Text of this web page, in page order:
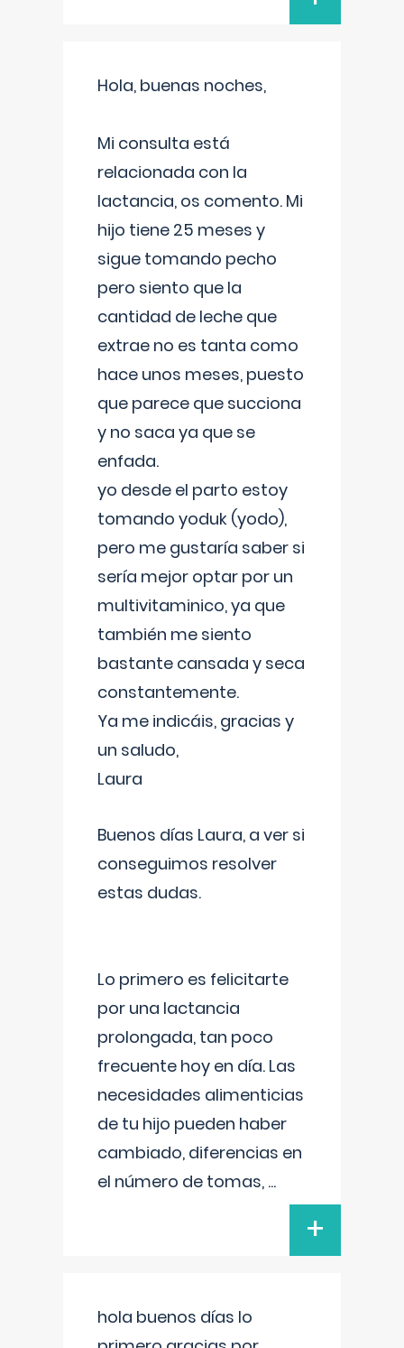
Hola, buenas noches,
Mi consulta está
relacionada con la
lactancia, os comento. Mi
hijo tiene 25 meses y
sigue tomando pecho
pero siento que la
cantidad de leche que
extrae no es tanta como
hace unos meses, puesto
que parece que succiona
y no saca ya que se
enfada.
yo desde el parto estoy
tomando yoduk (yodo),
pero me gustaría saber si
sería mejor optar por un
multivitaminico, ya que
también me siento
bastante cansada y seca
constantemente.
Ya me indicáis, gracias y
un saludo,
Laura
Buenos días Laura, a ver si
conseguimos resolver
estas dudas.
Lo primero es felicitarte
por una lactancia
prolongada, tan poco
frecuente hoy en día. Las
necesidades alimenticias
de tu hijo pueden haber
cambiado, diferencias en
el número de tomas, ...
+
hola buenos días lo